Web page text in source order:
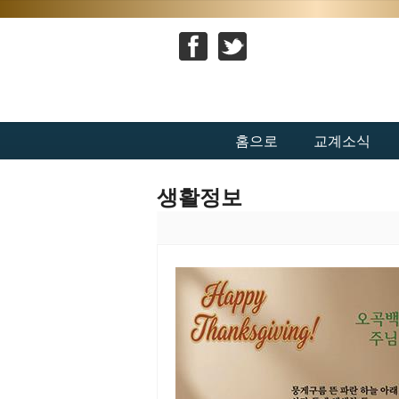
홈으로 교계소식
생활정보